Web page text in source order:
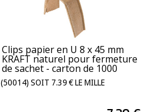
Clips papier en U 8 x 45 mm
KRAFT naturel pour fermeture
de sachet - carton de 1000
unités
(50014) SOIT 7.39 € LE MILLE